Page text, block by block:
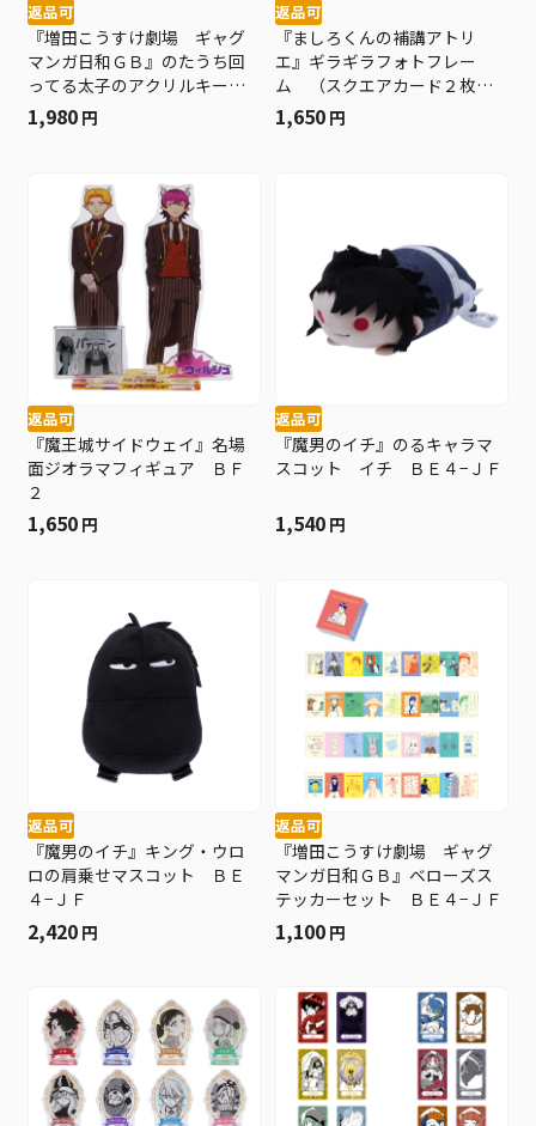
返品可
『増田こうすけ劇場 ギャグ
マンガ日和ＧＢ』のたうち回
ってる太子のアクリルキーホ
ルダー ＢＦ２
1,980 円
返品可
『ましろくんの補講アトリ
エ』ギラギラフォトフレー
ム （スクエアカード２枚付
き） ＢＦ２
1,650 円
返品可
『魔王城サイドウェイ』名場
面ジオラマフィギュア ＢＦ
２
1,650 円
返品可
『魔男のイチ』のるキャラマ
スコット イチ ＢＥ４−ＪＦ
1,540 円
返品可
『魔男のイチ』キング・ウロ
ロの肩乗せマスコット ＢＥ
４−ＪＦ
2,420 円
返品可
『増田こうすけ劇場 ギャグ
マンガ日和ＧＢ』ベローズス
テッカーセット ＢＥ４−ＪＦ
1,100 円